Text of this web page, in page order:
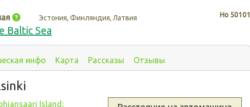
Нo 50101
Эстония, Финляндия, Латвия
Baltic Sea
инфо Карта Рассказы Отзывы
Island;